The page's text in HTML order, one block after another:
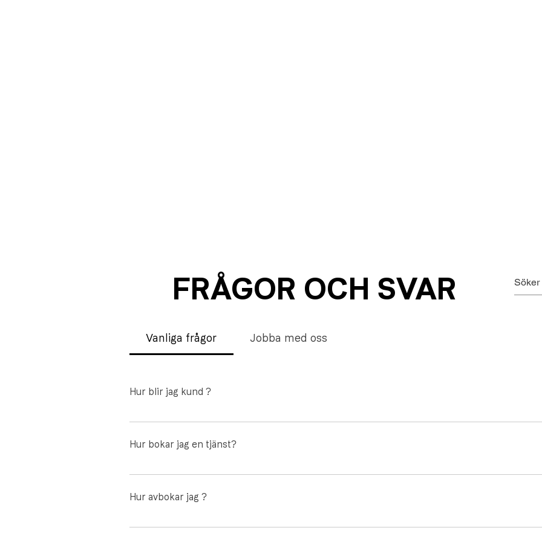
FRÅGOR OCH SVAR
Vanliga frågor Jobba med oss
Hur blir jag kund ?
Kom igång med i-fix home enkelt via denna länk Om du stöter på frågor under
Hur bokar jag en tjänst?
När du har laddat ner appen är det superlätt att boka en tjänst och få hjälp av våra fixare.
Hur avbokar jag ?
Du avbokar enkelt genom att klicka på din "profil ikon" längst ned till höger i appen (se bild)